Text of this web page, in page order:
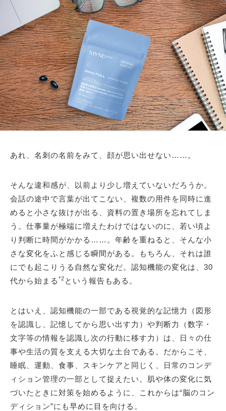
あれ、名刺の名前をみて、顔が思い出せない……。
そんな違和感が、以前より少し増えていないだろうか。
会話の途中で言葉が出てこない、複数の用件を同時に進
めると小さな抜けが出る、資料の置き場所を忘れてしま
う。仕事量が極端に増えたわけではないのに、若い頃よ
り判断に時間がかかる……。年齢を重ねると、そんな小
さな変化をふと感じる瞬間がある。もちろん、それは誰
にでも起こりうる自然な変化だ。認知機能の変化は、30
代から始まる *2 という報告もある。
とはいえ、認知機能の一部である視覚的な記憶力（図形
を認識し、記憶してから思い出す力）や判断力（数字・
文字等の情報を認識し次の行動に移す力）は、日々の仕
事や生活の質を支える大切な土台である。だからこそ、
睡眠、運動、食事、スキンケアと同じく、日常のコンデ
ィション管理の一部として捉えたい。肌や体の変化に気
づいたときに対策を始めるように、これからは“脳のコン
ディション”にも早めに目を向ける。